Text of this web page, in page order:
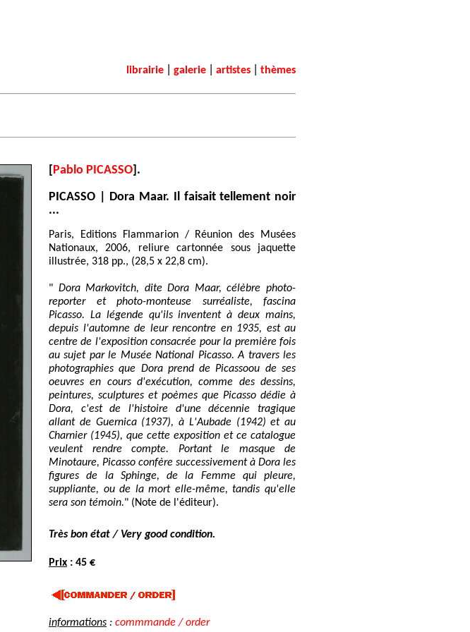
librairie galerie artistes thèmes
[Pablo PICASSO].
PICASSO | Dora Maar. Il faisait tellement noir
...
Paris, Editions Flammarion / Réunion des Musées
Nationaux, 2006, reliure cartonnée sous jaquette
illustrée, 318 pp., (28,5 x 22,8 cm).
" Dora Markovitch, dite Dora Maar, célèbre photo-
reporter et photo-monteuse surréaliste, fascina
Picasso. La légende qu'ils inventent à deux mains,
depuis l'automne de leur rencontre en 1935, est au
centre de l'exposition consacrée pour la première fois
au sujet par le Musée National Picasso. A travers les
photographies que Dora prend de Picassoou de ses
oeuvres en cours d'exécution, comme des dessins,
peintures, sculptures et poèmes que Picasso dédie à
Dora, c'est de l'histoire d'une décennie tragique
allant de Guernica (1937), à L'Aubade (1942) et au
Charnier (1945), que cette exposition et ce catalogue
veulent rendre compte. Portant le masque de
Minotaure, Picasso confère successivement à Dora les
figures de la Sphinge, de la Femme qui pleure,
suppliante, ou de la mort elle-même, tandis qu'elle
sera son témoin." (Note de l'éditeur).
Très bon état / Very good condition.
Prix : 45 €
informations : commmande / order